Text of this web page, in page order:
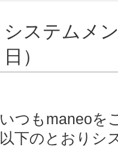
システムメ
日）
いつもmaneoを
以下のとおりシ